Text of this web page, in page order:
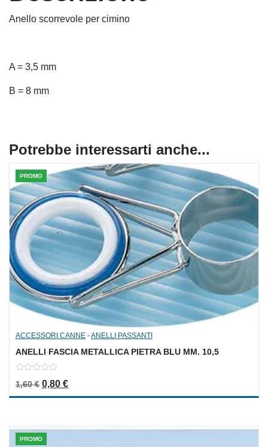
Anello scorrevole per cimino
A = 3,5 mm
B = 8 mm
Potrebbe interessarti anche...
PROMO
ACCESSORI CANNE -ANELLI PASSANTI
ANELLI FASCIA METALLICA PIETRA BLU MM. 10,5
out
1,60€ Il prezzo originale era: 1,60 €.
0,80 €Il prezzo attuale è: 0,80 €.
PROMO